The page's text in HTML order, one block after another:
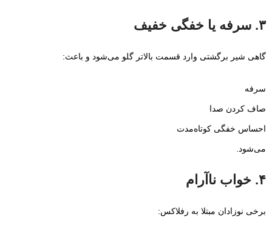
۳. سرفه یا خفگی خفیف
گاهی شیر برگشتی وارد قسمت بالاتر گلو می‌شود و باعث:
سرفه
صاف کردن صدا
احساس خفگی کوتاه‌مدت
می‌شود.
۴. خواب ناآرام
برخی نوزادان مبتلا به رفلاکس: